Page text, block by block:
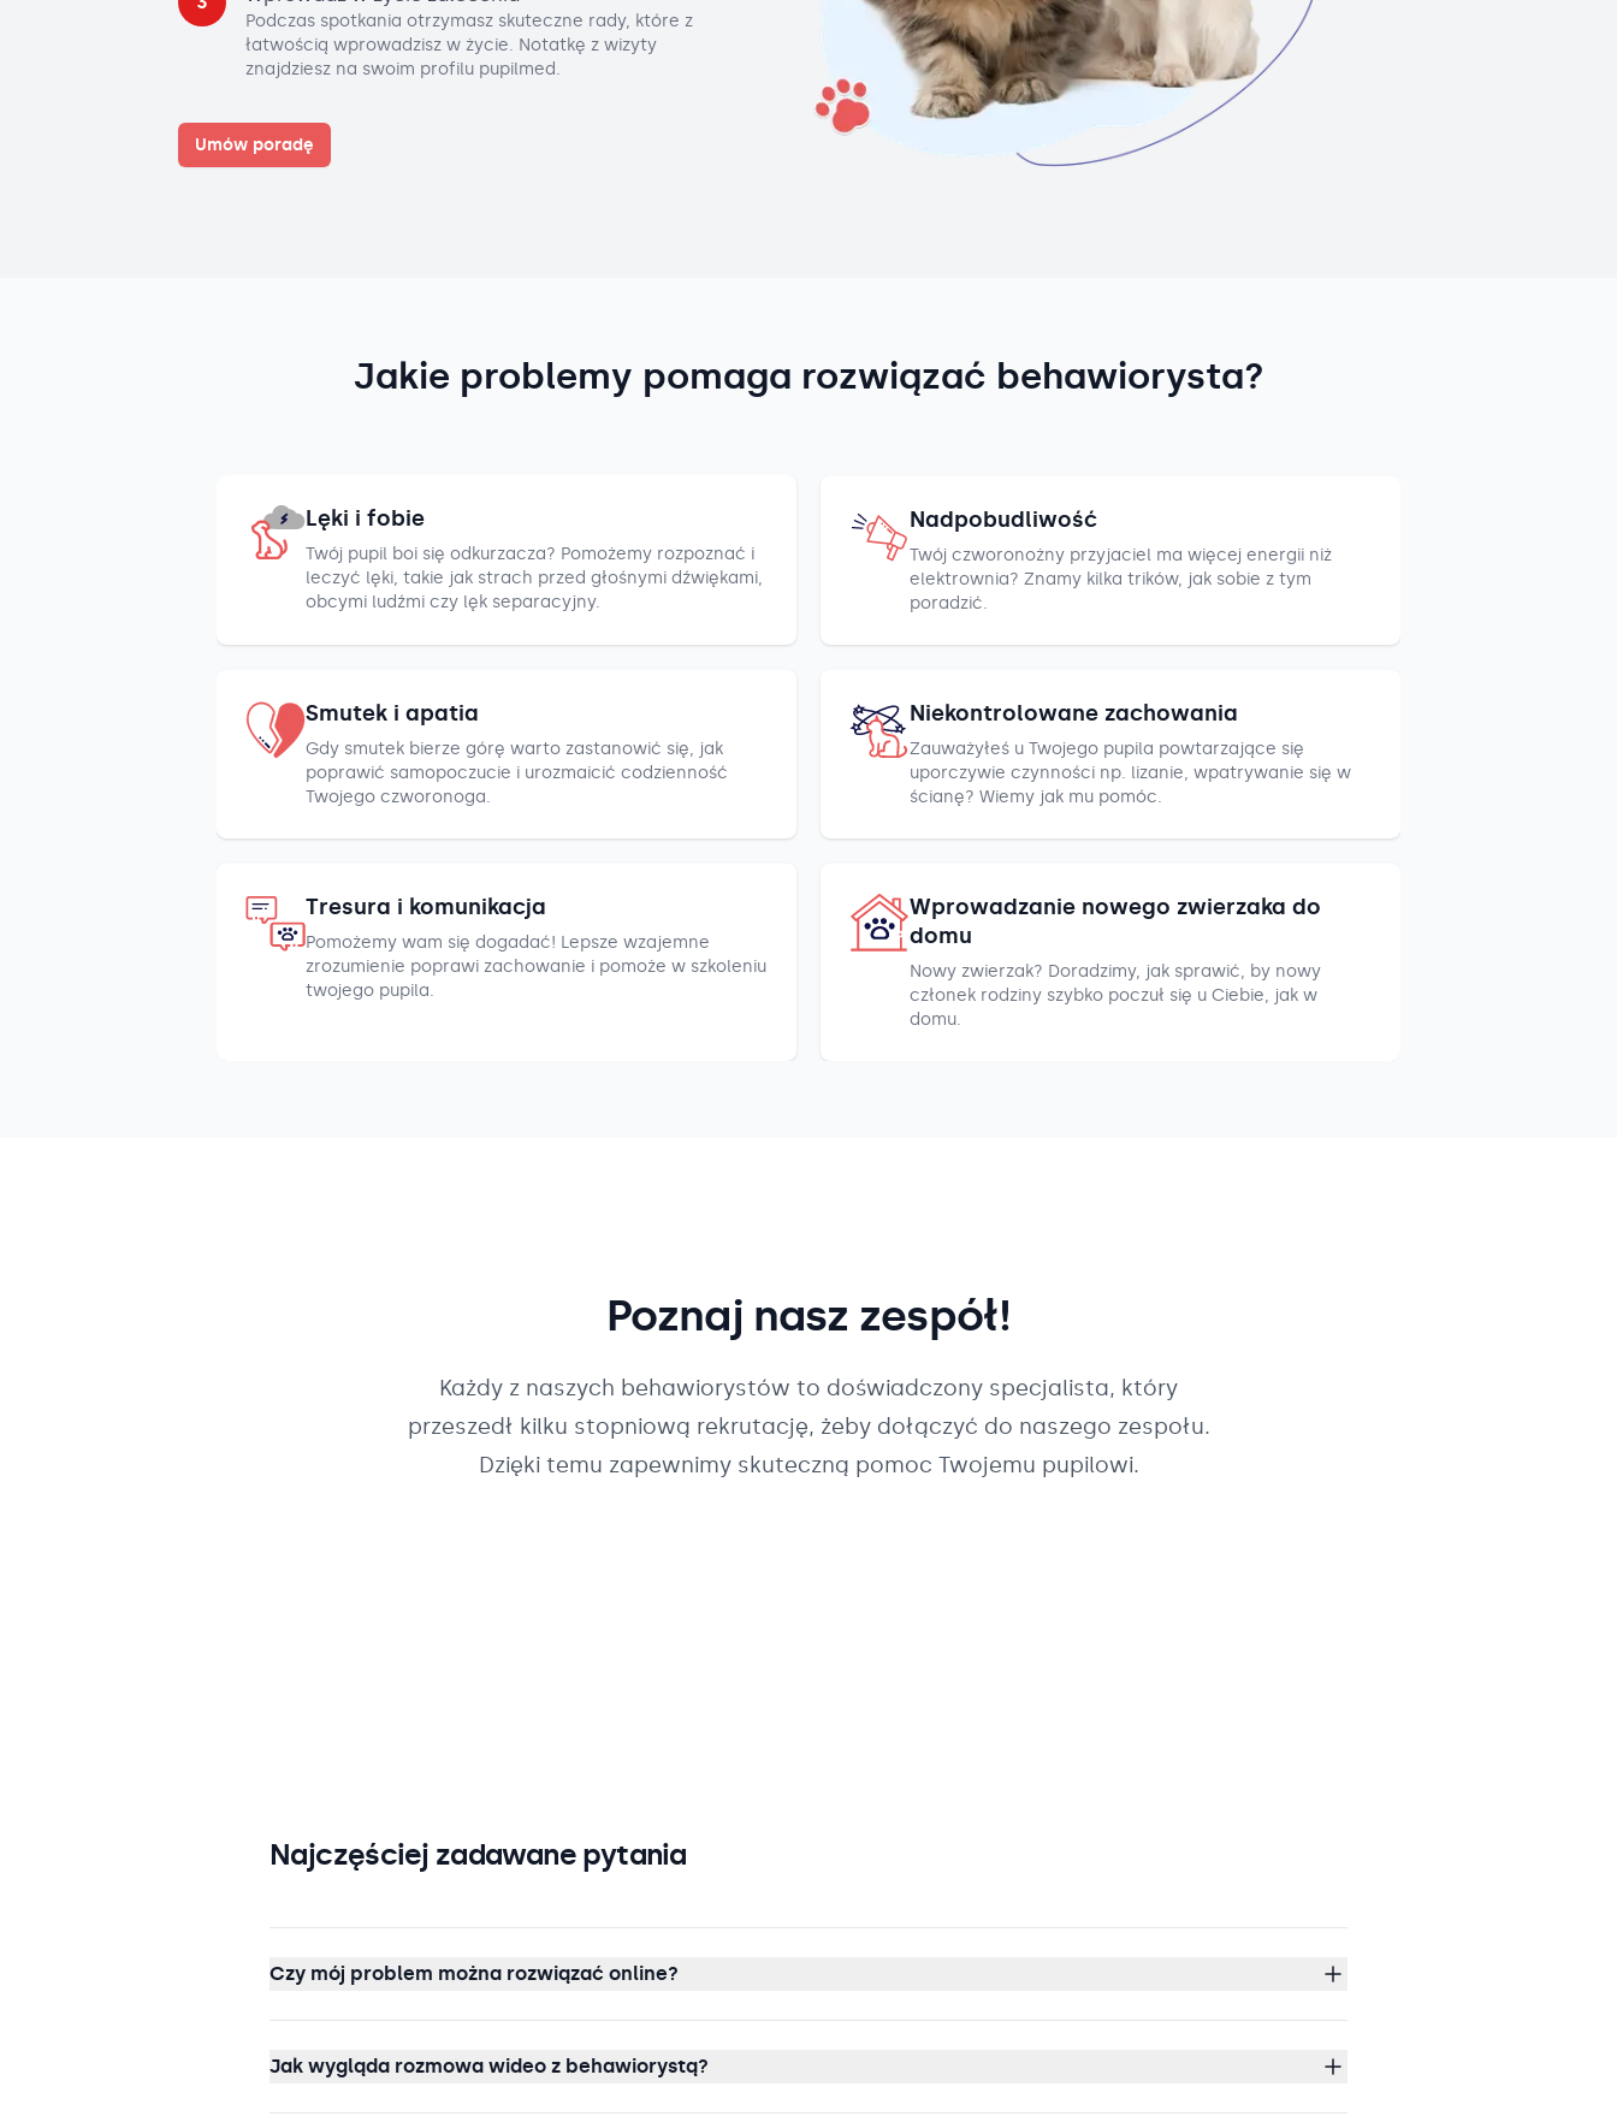
Podczas spotkania otrzymasz skuteczne rady, które z
łatwością wprowadzisz w życie. Notatkę z wizyty
znajdziesz na swoim profilu pupilmed.
Umów poradę
Jakie problemy pomaga rozwiązać behawiorysta?
Lęki i fobie
Twój pupil boi się odkurzacza? Pomożemy rozpoznać i
leczyć lęki, takie jak strach przed głośnymi dźwiękami,
obcymi ludźmi czy lęk separacyjny.
Nadpobudliwość
Twój czworonożny przyjaciel ma więcej energii niż
elektrownia? Znamy kilka trików, jak sobie z tym
poradzić.
Smutek i apatia
Gdy smutek bierze górę warto zastanowić się, jak
poprawić samopoczucie i urozmaicić codzienność
Twojego czworonoga.
Niekontrolowane zachowania
Zauważyłeś u Twojego pupila powtarzające się
uporczywie czynności np. lizanie, wpatrywanie się w
ścianę? Wiemy jak mu pomóc.
Tresura i komunikacja
Pomożemy wam się dogadać! Lepsze wzajemne
zrozumienie poprawi zachowanie i pomoże w szkoleniu
twojego pupila.
Wprowadzanie nowego zwierzaka do
domu
Nowy zwierzak? Doradzimy, jak sprawić, by nowy
członek rodziny szybko poczuł się u Ciebie, jak w
domu.
Poznaj nasz zespół!
Każdy z naszych behawiorystów to doświadczony specjalista, który
przeszedł kilku stopniową rekrutację, żeby dołączyć do naszego zespołu.
Dzięki temu zapewnimy skuteczną pomoc Twojemu pupilowi.
Najczęściej zadawane pytania
Czy mój problem można rozwiązać online?
Jak wygląda rozmowa wideo z behawiorystą?